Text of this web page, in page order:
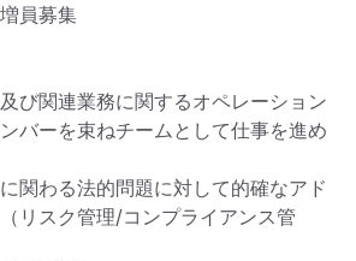
員募集
び関連業務に関するオペレーション
バーを束ねチームとして仕事を進め
関わる法的問題に対して的確なアド
リスク管理/コンプライアンス管